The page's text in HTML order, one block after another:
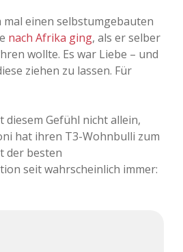
Sinnwahn
Visuelles
2012
2013
2015
2016
einen selbstumgebauten
nach Afrika ging, als er selber
wollte. Es war Liebe – und
ziehen zu lassen. Für
Gefühl nicht allein,
hat ihren T3-Wohnbulli zum
der besten
seit wahrscheinlich immer: